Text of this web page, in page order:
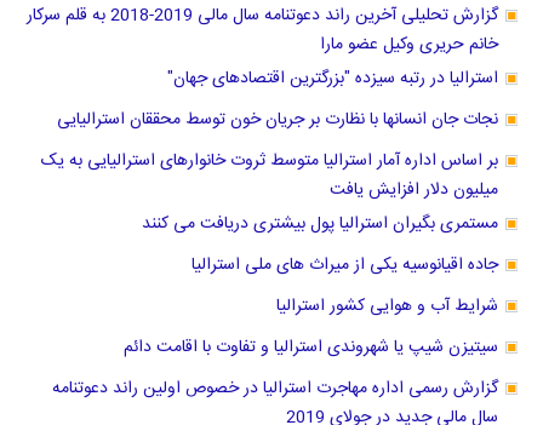
گزارش تحلیلی آخرین راند دعوتنامه سال مالی 2019-2018 به قلم سرکار
خانم حریری وکیل عضو مارا
استرالیا در رتبه سیزده "بزرگترین اقتصادهای جهان"
نجات جان انسانها با نظارت بر جریان خون توسط محققان استرالیایی
بر اساس اداره آمار استرالیا متوسط ثروت خانوارهای استرالیایی به یک
میلیون دلار افزایش یافت
مستمری بگیران استرالیا پول بیشتری دریافت می کنند
جاده اقیانوسیه یکی از میراث های ملی استرالیا
شرایط آب و هوایی کشور استرالیا
سیتیزن شیپ یا شهروندی استرالیا و تفاوت با اقامت دائم
گزارش رسمی اداره مهاجرت استرالیا در خصوص اولین راند دعوتنامه
سال مالی جدید در جولای 2019